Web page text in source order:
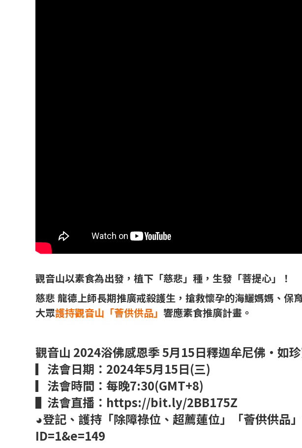
觀音山以素食為出發，植下「慈悲」種，生發「菩提心」！
慈悲 龍德上師長期推廣戒殺護生，搶救懷孕的海鱺媽媽、
大眾護持觀音山「薈供供品」 響應素食推廣計畫。
觀音山 2024浴佛感恩季 5月15日釋迦牟尼佛‧如
▎法會日期：2024年5月15日(三)
▎法會時間：每晚7:30(GMT+8)
▌法會直播： https://bit.ly/2BB175Z​
◕登記、護持「除障祿位、超薦蓮位」「薈供供品
ID=1&e=149